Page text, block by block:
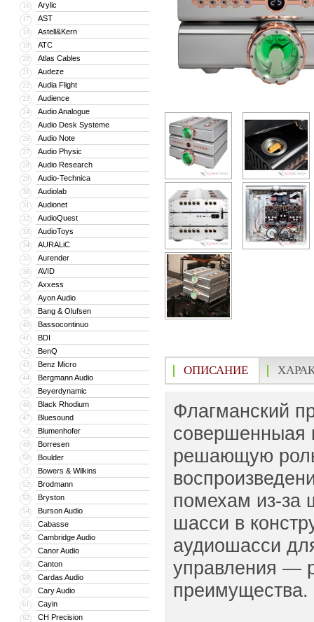
16 Arylic
17 AST
18 Astell&Kern
19 ATC
20 Atlas Cables
21 Audeze
22 Audia Flight
23 Audience
24 Audio Analogue
25 Audio Desk Systeme
26 Audio Note
27 Audio Physic
28 Audio Research
29 Audio-Technica
30 Audiolab
31 Audionet
32 AudioQuest
33 AudioToys
34 AURALiC
35 Aurender
36 AVID
37 Axxess
38 Ayon Audio
39 Bang & Olufsen
40 Bassocontinuo
41 BDI
42 BenQ
43 Benz Micro
44 Bergmann Audio
45 Beyerdynamic
46 Black Rhodium
47 Bluesound
48 Blumenhofer
49 Borresen
50 Boulder
51 Bowers & Wilkins
52 Brodmann
53 Bryston
54 Burson Audio
55 Cabasse
56 Cambridge Audio
57 Canor Audio
58 Canton
59 Cardas Audio
60 Cary Audio
61 Cayin
62 CH Precision
ОПИСАНИЕ
Флагманский
совершенныая
решающую роль
помехам из-за
шасси в
аудиошасси
управления —
преимущества.